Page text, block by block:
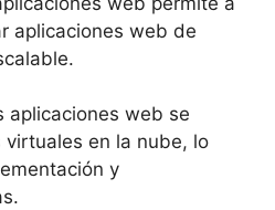
aplicaciones web de
aplicaciones web se
en la nube, lo
y